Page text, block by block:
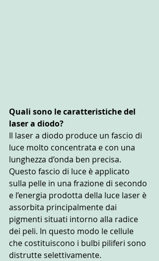
Quali sono le caratteristiche del
laser a diodo?
Il laser a diodo produce un fascio di
luce molto concentrata e con una
lunghezza d’onda ben precisa.
Questo fascio di luce è applicato
sulla pelle in una frazione di secondo
e l’energia prodotta della luce laser è
assorbita principalmente dai
pigmenti situati intorno alla radice
dei peli. In questo modo le cellule
che costituiscono i bulbi piliferi sono
distrutte selettivamente.